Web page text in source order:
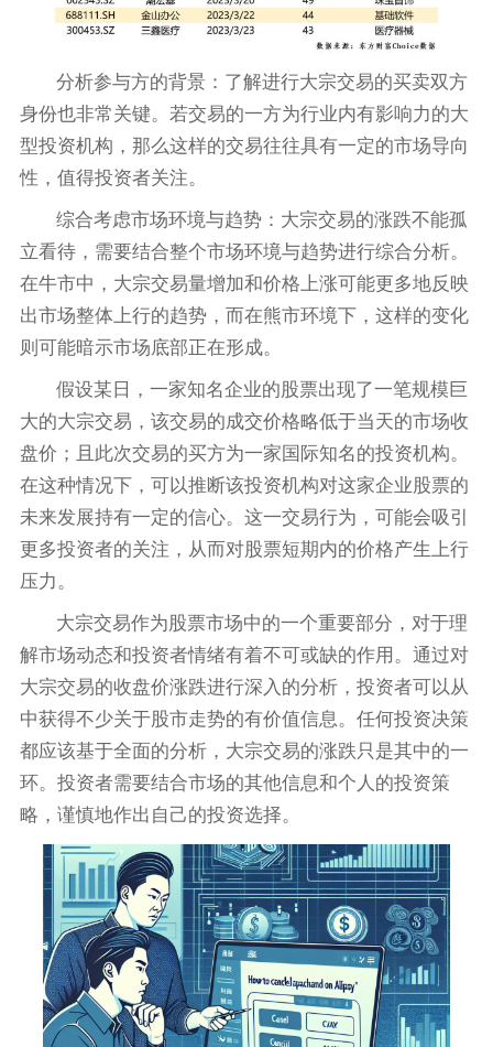
分析参与方的背景：了解进行大宗交易的买卖双方
身份也非常关键。若交易的一方为行业内有影响力的大
型投资机构，那么这样的交易往往具有一定的市场导向
性，值得投资者关注。
综合考虑市场环境与趋势：大宗交易的涨跌不能孤
立看待，需要结合整个市场环境与趋势进行综合分析。
在牛市中，大宗交易量增加和价格上涨可能更多地反映
出市场整体上行的趋势，而在熊市环境下，这样的变化
则可能暗示市场底部正在形成。
假设某日，一家知名企业的股票出现了一笔规模巨
大的大宗交易，该交易的成交价格略低于当天的市场收
盘价；且此次交易的买方为一家国际知名的投资机构。
在这种情况下，可以推断该投资机构对这家企业股票的
未来发展持有一定的信心。这一交易行为，可能会吸引
更多投资者的关注，从而对股票短期内的价格产生上行
压力。
大宗交易作为股票市场中的一个重要部分，对于理
解市场动态和投资者情绪有着不可或缺的作用。通过对
大宗交易的收盘价涨跌进行深入的分析，投资者可以从
中获得不少关于股市走势的有价值信息。任何投资决策
都应该基于全面的分析，大宗交易的涨跌只是其中的一
环。投资者需要结合市场的其他信息和个人的投资策
略，谨慎地作出自己的投资选择。